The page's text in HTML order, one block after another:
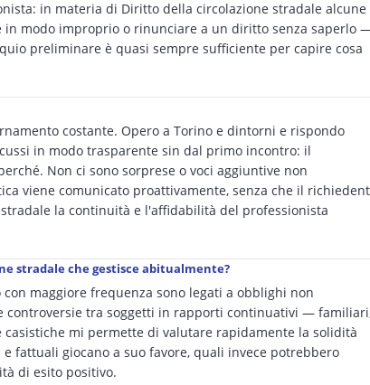
in materia di Diritto della circolazione stradale alcune
modo improprio o rinunciare a un diritto senza saperlo
preliminare è quasi sempre sufficiente per capire cosa
costante. Opero a Torino e dintorni e rispondo
in modo trasparente sin dal primo incontro: il
Non ci sono sorprese o voci aggiuntive non
viene comunicato proattivamente, senza che il
la continuità e l'affidabilità del professionista
stradale che gestisce abitualmente?
maggiore frequenza sono legati a obblighi non
tra soggetti in rapporti continuativi —
mi permette di valutare rapidamente la solidità
fattuali giocano a suo favore, quali invece potrebbero
di esito positivo.